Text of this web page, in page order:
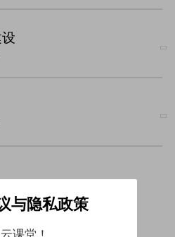
与隐私政策